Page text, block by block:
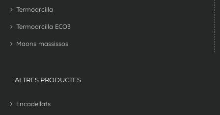
Termoarcilla
Termoarcilla ECO3
Maons massissos
ALTRES PRODUCTES
Encadellats